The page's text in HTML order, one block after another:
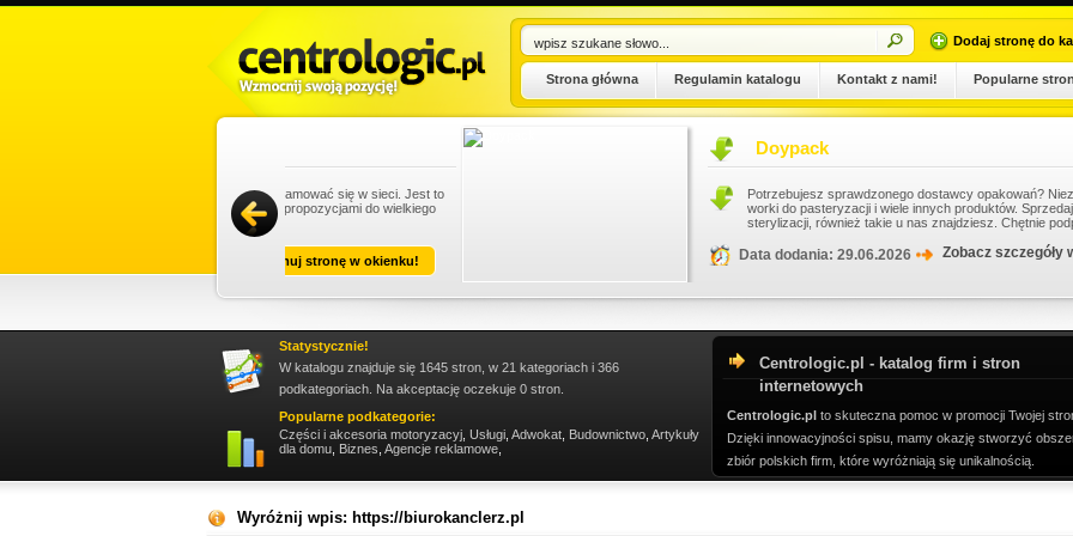
Dodaj stronę do
Strona główna Regulamin katalogu Kontakt z nami! Popularne
trzeba zareklamować się w sieci. Jest to
i docierać z propozycjami do wielkiego
Potrzebujesz sprawdzonego dostawcy opakowań? Niezwłocznie przejrzyj naszą
worki do pasteryzacji i wiele innych produktów. Sprzedajemy również worki
sterylizacji, również takie u nas znajdziesz. Chętnie podpowiemy przy...
Data dodania: 29.06.2026 Zobacz szczegóły wpisu
Centrologic.pl - katalog firm i stron
internetowych
Centrologic.pl to skuteczna pomoc w promocji Twojej
Dzięki innowacyjności spisu, mamy okazję stworzyć
zbiór polskich firm, które wyróżniają się unikalnością.
Statystycznie!
W katalogu znajduje się 1645 stron, w 21 kategoriach i 366
podkategoriach. Na akceptację oczekuje 0 stron.
Popularne podkategorie:
Części i akcesoria motoryzacyj Usługi Adwokat Budownictwo Artykuły
dla domu Biznes Agencje reklamowe
Wyróżnij wpis: https://biurokanclerz.pl